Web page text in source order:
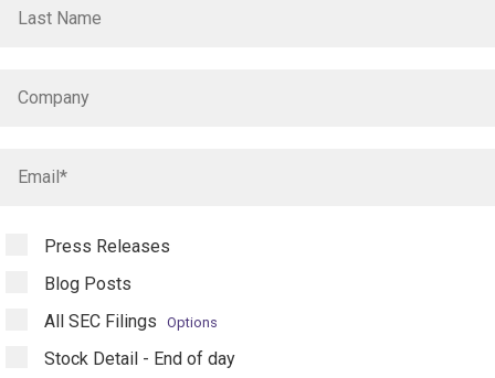
Press Releases
Blog Posts
All SEC Filings
Options
Stock Detail - End of day